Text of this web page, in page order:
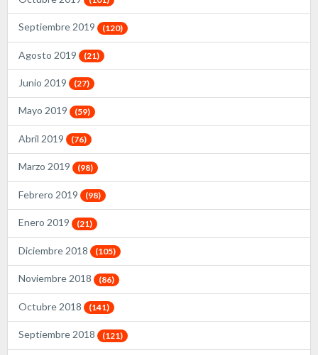
Septiembre 2019 (120)
Agosto 2019 (21)
Junio 2019 (27)
Mayo 2019 (59)
Abril 2019 (76)
Marzo 2019 (98)
Febrero 2019 (98)
Enero 2019 (21)
Diciembre 2018 (105)
Noviembre 2018 (86)
Octubre 2018 (141)
Septiembre 2018 (121)